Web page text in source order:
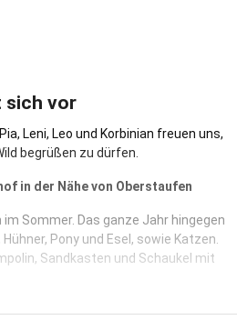
sich vor
Leni, Leo und Korbinian freuen uns,
begrüßen zu dürfen.
in der Nähe von Oberstaufen
Sommer. Das ganze Jahr hingegen
Pony und Esel, sowie Katzen.
Sandkasten und Schaukel mit
im Sommer) und